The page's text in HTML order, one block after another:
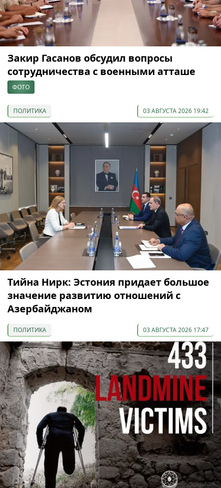
Закир Гасанов обсудил вопросы
сотрудничества с военными атташе
ФОТО
ПОЛИТИКА 03 АВГУСТА 2026 19:42
Тийна Нирк: Эстония придает большое
значение развитию отношений с
Азербайджаном
ПОЛИТИКА 03 АВГУСТА 2026 17:47